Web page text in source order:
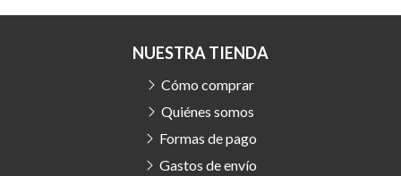
NUESTRA TIENDA
Cómo comprar
Quiénes somos
Formas de pago
Gastos de envío